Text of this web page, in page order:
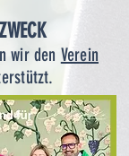
wir den Verein